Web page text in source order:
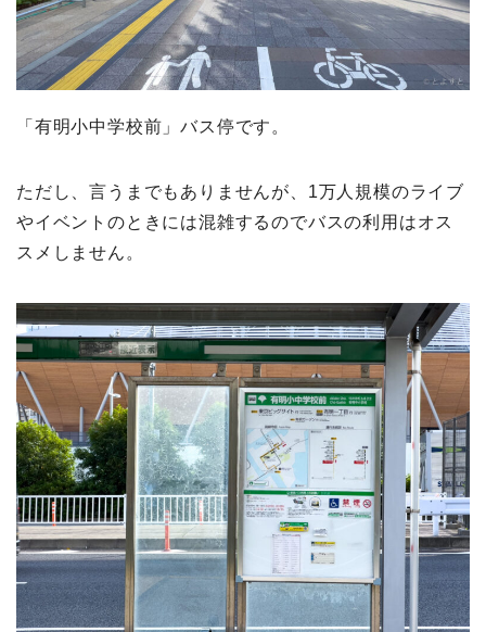
「有明小中学校前」バス停です。
ただし、言うまでもありませんが、1万人規模のライブ
やイベントのときには混雑するのでバスの利用はオス
スメしません。